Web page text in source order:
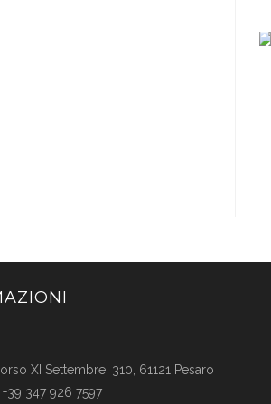
XI Settembre, 310, 61121 Pesaro
+39 347 926 7597